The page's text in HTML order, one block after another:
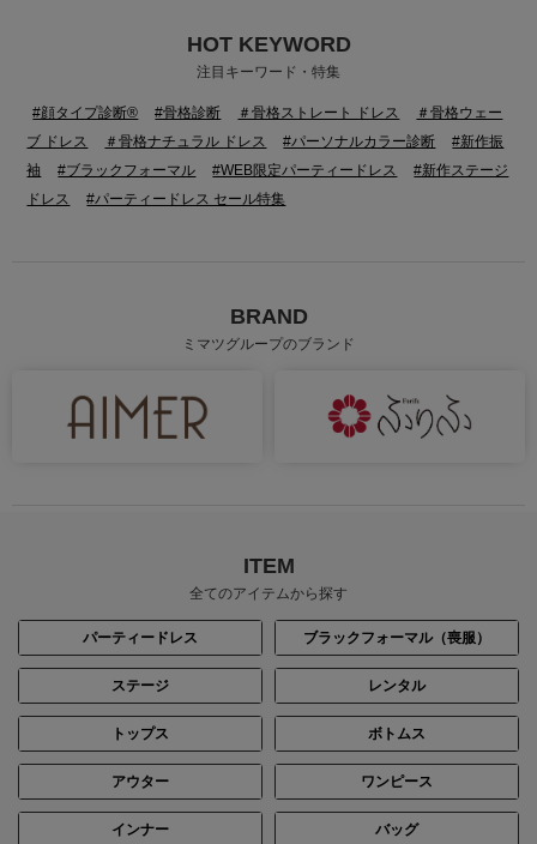
身長：156cm
身長：160cm 身長：163cm
HOT KEYWORD
注目キーワード・特集
#顔タイプ診断® #骨格診断 ＃骨格ストレート ドレス
＃骨格ウェー
ブ ドレス
＃骨格ナチュラル ドレス #パーソナルカラー診断
#新作振
袖
#ブラックフォーマル #WEB限定パーティードレス
#新作ステージ
ドレス
#パーティードレス セール特集
BRAND
ミマツグループのブランド
ITEM
全てのアイテムから探す
パーティードレス ブラックフォーマル（喪服）
ステージ レンタル
トップス ボトムス
アウター ワンピース
インナー バッグ